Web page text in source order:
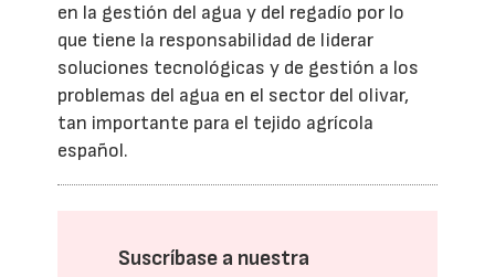
en la gestión del agua y del regadío por lo
que tiene la responsabilidad de liderar
soluciones tecnológicas y de gestión a los
problemas del agua en el sector del olivar,
tan importante para el tejido agrícola
español.
Suscríbase a nuestra